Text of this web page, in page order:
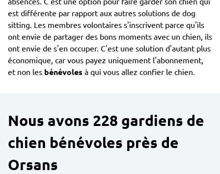
est différente par rapport aux autres solutions de dog
sitting. Les membres volontaires s'inscrivent parce qu'ils
ont envie de partager des bons moments avec un chien, ils
ont envie de s'en occuper. C'est une solution d'autant plus
économique, car vous payez uniquement l'abonnement,
et non les bénévoles à qui vous allez confier le chien.
Nous avons 228 gardiens de
chien bénévoles près de
Orsans